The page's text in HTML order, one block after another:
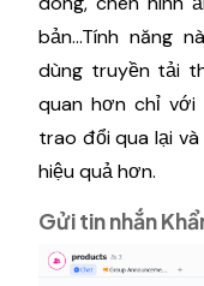
bản…Tính năng
dùng truyền tải
quan hơn chỉ với
trao đổi qua lại
hiệu quả hơn.
Gửi tin nhắn